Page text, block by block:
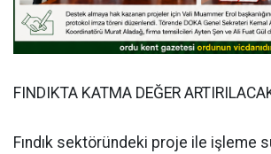
FINDIKTA KATMA DEĞER
Fındık sektöründeki proje ile işleme